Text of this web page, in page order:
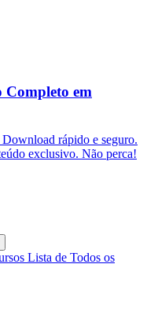
em
rápido e seguro.
exclusivo. Não perca!
Lista de Todos os